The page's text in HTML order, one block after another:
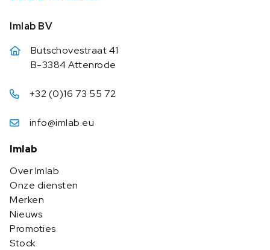
Imlab BV
Butschovestraat 41
B-3384 Attenrode
+32 (0)16 73 55 72
info@imlab.eu
Imlab
Over Imlab
Onze diensten
Merken
Nieuws
Promoties
Stock